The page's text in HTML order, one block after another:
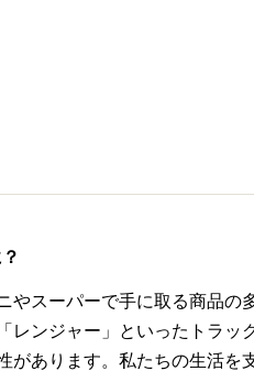
やスーパーで手に取る商品
レンジャー」といったトラ
があります。私たちの生活